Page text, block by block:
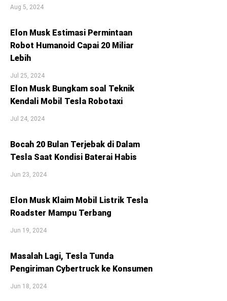
Aug 5, 2024
Elon Musk Estimasi Permintaan
Robot Humanoid Capai 20 Miliar
Lebih
Jul 25, 2024
Elon Musk Bungkam soal Teknik
Kendali Mobil Tesla Robotaxi
Jul 24, 2024
Bocah 20 Bulan Terjebak di Dalam
Tesla Saat Kondisi Baterai Habis
Jun 23, 2024
Elon Musk Klaim Mobil Listrik Tesla
Roadster Mampu Terbang
Jun 19, 2024
Masalah Lagi, Tesla Tunda
Pengiriman Cybertruck ke Konsumen
Jun 18, 2024